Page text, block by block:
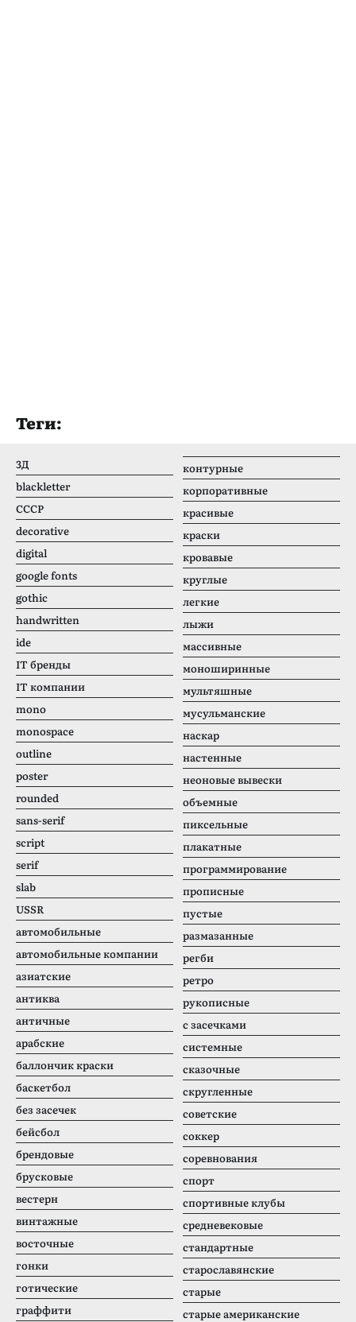
Теги:
3Д
blackletter
CCCР
decorative
digital
google fonts
gothic
handwritten
ide
IT бренды
IT компании
mono
monospace
outline
poster
rounded
sans-serif
script
serif
slab
USSR
автомобильные
автомобильные компании
азиатские
антиква
античные
арабские
баллончик краски
баскетбол
без засечек
бейсбол
брендовые
брусковые
вестерн
винтажные
восточные
гонки
готические
граффити
контурные
корпоративные
красивые
краски
кровавые
круглые
легкие
лыжи
массивные
моноширинные
мультяшные
мусульманские
наскар
настенные
неоновые вывески
объемные
пиксельные
плакатные
программирование
прописные
пустые
размазанные
регби
ретро
рукописные
с засечками
системные
сказочные
скругленные
советские
соккер
соревнования
спорт
спортивные клубы
средневековые
стандартные
старославянские
старые
старые американские